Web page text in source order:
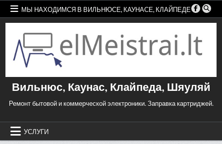
Skip
content
МЫ НАХОДИМСЯ В ВИЛЬНЮСЕ, КАУНАСЕ, КЛАЙПЕДЕ
Вильнюс, Каунас, Клайпеда, Шяуляй
Ремонт бытовой и коммерческой электроники. Заправка картриджей.
УСЛУГИ